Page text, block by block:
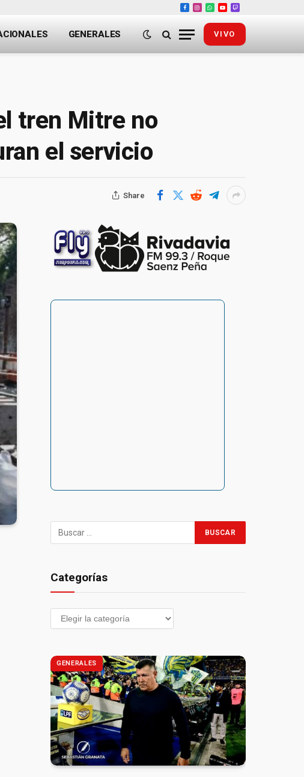
Facebook
Instagram
WhatsApp
YouTube
Twitch
GENERALES VIVO
tren Mitre no
el servicio
Share
Categorías
GENERALES